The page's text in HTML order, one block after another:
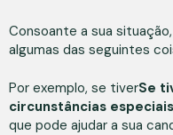
Consoante a sua
algumas das seguintes
Por exemplo, se tiverSe
circunstâncias
que pode ajudar a sua